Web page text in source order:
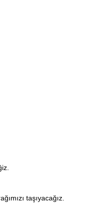
taşıyacağız.